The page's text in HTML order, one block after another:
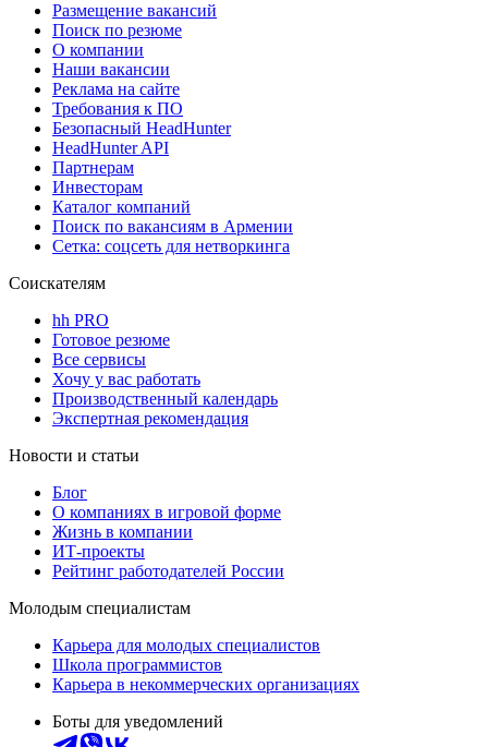
Размещение вакансий
Поиск по резюме
О компании
Наши вакансии
Реклама на сайте
Требования к ПО
Безопасный HeadHunter
HeadHunter API
Партнерам
Инвесторам
Каталог компаний
Поиск по вакансиям в Армении
Сетка: соцсеть для нетворкинга
Соискателям
hh PRO
Готовое резюме
Все сервисы
Хочу у вас работать
Производственный календарь
Экспертная рекомендация
Новости и статьи
Блог
О компаниях в игровой форме
Жизнь в компании
ИТ-проекты
Рейтинг работодателей России
Молодым специалистам
Карьера для молодых специалистов
Школа программистов
Карьера в некоммерческих организациях
Боты для уведомлений